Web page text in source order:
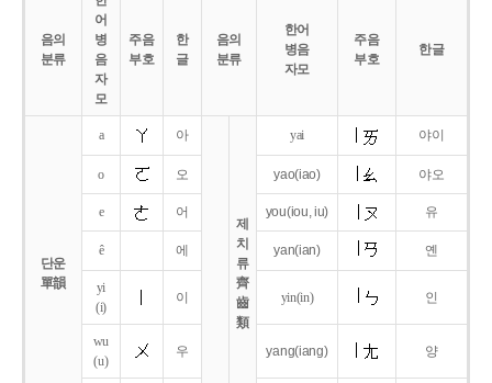
음의
분류
어
병
음
자
모
주음
부호
한
글
음의
분류
한어
병음
자모
주음
부호
한글
단운
單韻
a 아
제
치
류
齊
齒
類
yai 야이
o 오 yao(iao) 야오
e 어 you(iou,iu) 유
ê 에 yan(ian) 옌
yi
(i)
이 yin(in) 인
wu
(u)
우 yang(iang) 양